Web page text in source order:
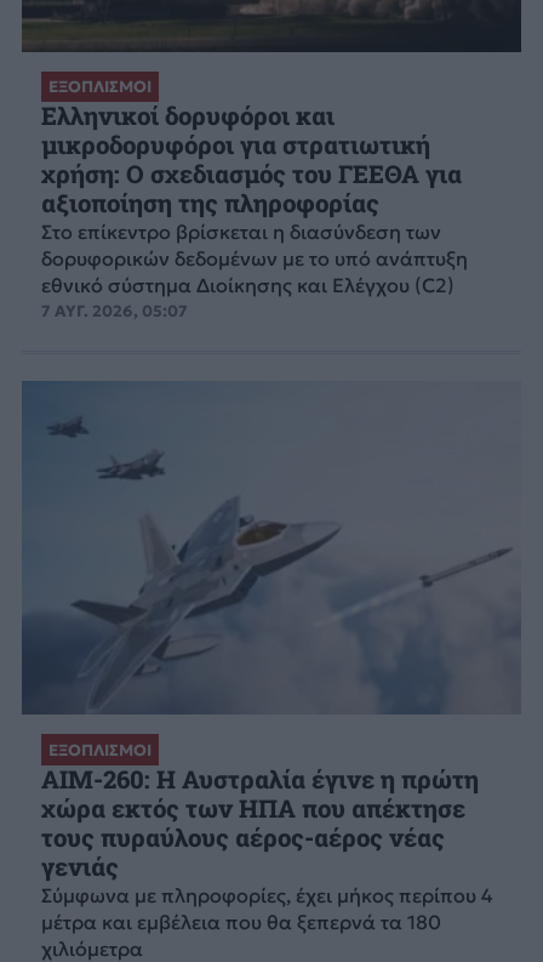
ΕΞΟΠΛΙΣΜΟΙ
Ελληνικοί δορυφόροι και
μικροδορυφόροι για στρατιωτική
χρήση: Ο σχεδιασμός του ΓΕΕΘΑ για
αξιοποίηση της πληροφορίας
Στο επίκεντρο βρίσκεται η διασύνδεση των
δορυφορικών δεδομένων με το υπό ανάπτυξη
εθνικό σύστημα Διοίκησης και Ελέγχου (C2)
7 ΑΥΓ. 2026, 05:07
ΕΞΟΠΛΙΣΜΟΙ
AIM-260: Η Αυστραλία έγινε η πρώτη
χώρα εκτός των ΗΠΑ που απέκτησε
τους πυραύλους αέρος-αέρος νέας
γενιάς
Σύμφωνα με πληροφορίες, έχει μήκος περίπου 4
μέτρα και εμβέλεια που θα ξεπερνά τα 180
χιλιόμετρα